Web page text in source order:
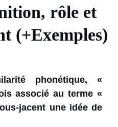
rôle et
(+Exemples)
phonétique, «
associé au terme «
jacent une idée de